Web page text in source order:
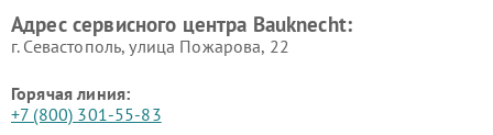
Адрес сервисного центра Bauknecht:
г. Севастополь, улица Пожарова, 22
Горячая линия:
+7 (800) 301-55-83